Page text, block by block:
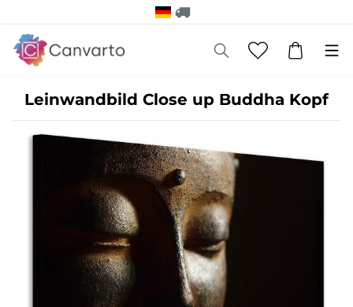
Leinwandbild Close up Buddha Kopf